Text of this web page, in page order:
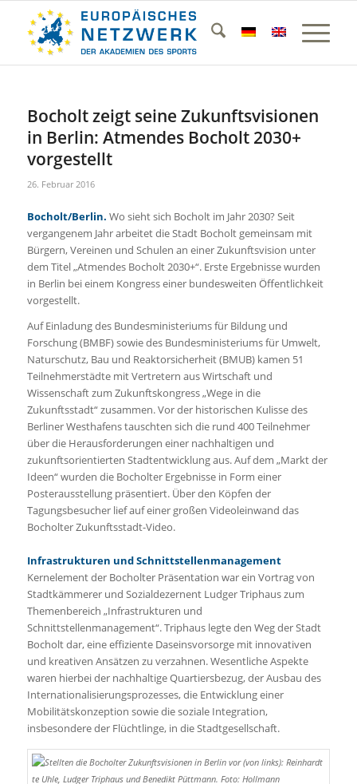
Bocholt zeigt seine Zukunftsvisionen
in Berlin: Atmendes Bocholt 2030+
vorgestellt
26. Februar 2016
Bocholt/Berlin. Wo sieht sich Bocholt im Jahr 2030? Seit
vergangenem Jahr arbeitet die Stadt Bocholt gemeinsam mit
Bürgern, Vereinen und Schulen an einer Zukunftsvision unter
dem Titel „Atmendes Bocholt 2030+“. Erste Ergebnisse wurden
in Berlin bei einem Kongress einer bundesweiten Öffentlichkeit
vorgestellt.
Auf Einladung des Bundesministeriums für Bildung und
Forschung (BMBF) sowie des Bundesministeriums für Umwelt,
Naturschutz, Bau und Reaktorsicherheit (BMUB) kamen 51
Teilnehmerstädte mit Vertretern aus Wirtschaft und
Wissenschaft zum Zukunftskongress „Wege in die
Zukunftsstadt“ zusammen. Vor der historischen Kulisse des
Berliner Westhafens tauschten sich die rund 400 Teilnehmer
über die Herausforderungen einer nachhaltigen und
zukunftsorientierten Stadtentwicklung aus. Auf dem „Markt der
Ideen“ wurden die Bocholter Ergebnisse in Form einer
Posterausstellung präsentiert. Über den Köpfen der
Tagungsbesucher lief auf einer großen Videoleinwand das
Bocholter Zukunftsstadt-Video.
Infrastrukturen und Schnittstellenmanagement
Kernelement der Bocholter Präsentation war ein Vortrag von
Stadtkämmerer und Sozialdezernent Ludger Triphaus zum
Themenbereich „Infrastrukturen und
Schnittstellenmanagement“. Triphaus legte den Weg der Stadt
Bocholt dar, eine effiziente Daseinsvorsorge mit innovativen
und kreativen Ansätzen zu verzahnen. Wesentliche Aspekte
waren hierbei der nachhaltige Quartiersbezug, der Ausbau des
Internationalisierungsprozesses, die Entwicklung einer
Mobilitätskonzeption sowie die soziale Integration,
insbesondere der Flüchtlinge, in die Stadtgesellschaft.